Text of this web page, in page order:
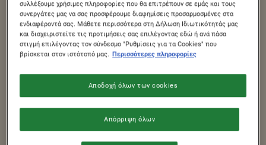
τον μοναδικό συνδυασμό από νιφάδες
σιταριού ολικής άλεσης, τραγανές
μπουκίτσες και λεπτές φέτες
εμπειρία σε κάθε μπουκιά!
συλλέξουμε χρήσιμες πληροφορίες που θα επιτρέπουν σε εμάς και τους
συνεργάτες μας να σας προσφέρουμε διαφημίσεις προσαρμοσμένες στα
ενδιαφέροντά σας. Μάθετε περισσότερα στη Δήλωση Ιδιωτικότητάς μας
και διαχειριστείτε τις προτιμήσεις σας επιλέγοντας εδώ ή ανά πάσα
στιγμή επιλέγοντας τον σύνδεσμο "Ρυθμίσεις για τα Cookies" που
βρίσκεται στον ιστότοπό μας. Περισσότερες πληροφορίες
Απόρριψη όλων
Αποδοχή όλων των cookies